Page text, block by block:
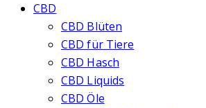
CBD
CBD Blüten
CBD für Tiere
CBD Hasch
CBD Liquids
CBD Öle